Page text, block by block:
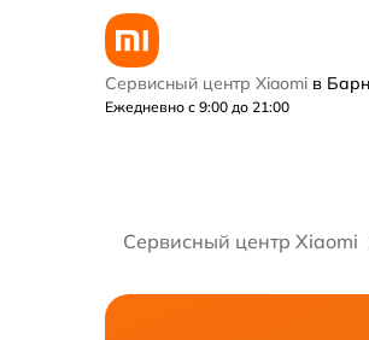
Сервисный центр Xiaomi в
Ежедневно с 9:00 до 21:00
Сервисный центр Xiaomi